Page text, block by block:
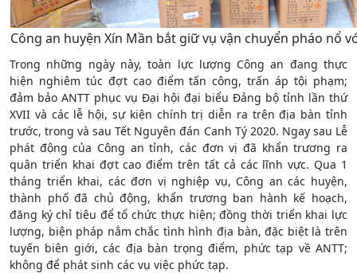
Công an huyện Xín Mần bắt giữ vụ vận chuyển pháo nổ
Trong những ngày này, toàn lực lượng Công an đang thực
hiện nghiêm túc đợt cao điểm tấn công, trấn áp tội phạm;
đảm bảo ANTT phục vụ Đại hội đại biểu Đảng bộ tỉnh lần thứ
XVII và các lễ hội, sự kiện chính trị diễn ra trên địa bàn tỉnh
trước, trong và sau Tết Nguyên đán Canh Tý 2020. Ngay sau Lễ
phát động của Công an tỉnh, các đơn vị đã khẩn trương ra
quân triển khai đợt cao điểm trên tất cả các lĩnh vực. Qua 1
tháng triển khai, các đơn vị nghiệp vụ, Công an các huyện,
thành phố đã chủ động, khẩn trương ban hành kế hoạch,
đăng ký chỉ tiêu để tổ chức thực hiện; đồng thời triển khai lực
lượng, biện pháp nắm chắc tình hình địa bàn, đặc biệt là trên
tuyến biên giới, các địa bàn trọng điểm, phức tạp về ANTT;
không để phát sinh các vụ việc phức tạp.